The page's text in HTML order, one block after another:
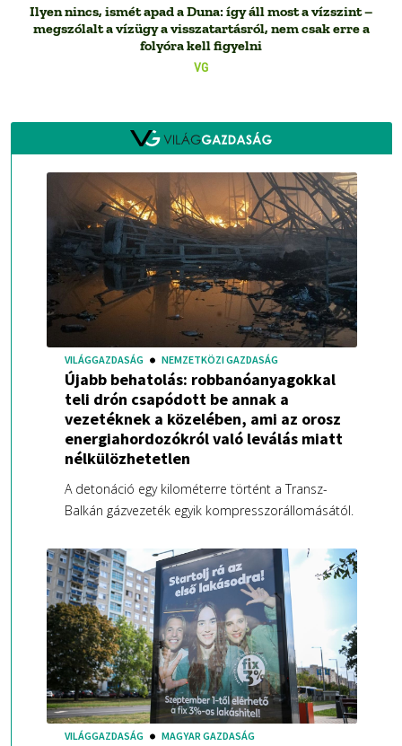
VG
Ilyen nincs, ismét apad a Duna: így áll most a vízszint –
megszólalt a vízügy a visszatartásról, nem csak erre a
folyóra kell figyelni
VILÁGGAZDASÁG NEMZETKÖZI GAZDASÁG
Újabb behatolás: robbanóanyagokkal
teli drón csapódott be annak a
vezetéknek a közelében, ami az orosz
energiahordozókról való leválás miatt
nélkülözhetetlen
A detonáció egy kilométerre történt a Transz-
Balkán gázvezeték egyik kompresszorállomásától.
VILÁGGAZDASÁG MAGYAR GAZDASÁG